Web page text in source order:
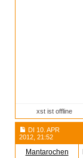
xst ist offline
DI 10. APR
2012, 21:52
Mantarochen